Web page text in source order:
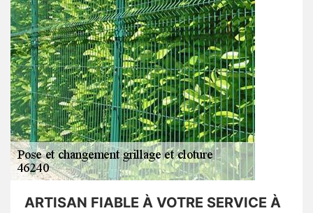
ARTISAN FIABLE À VOTRE SERVICE À